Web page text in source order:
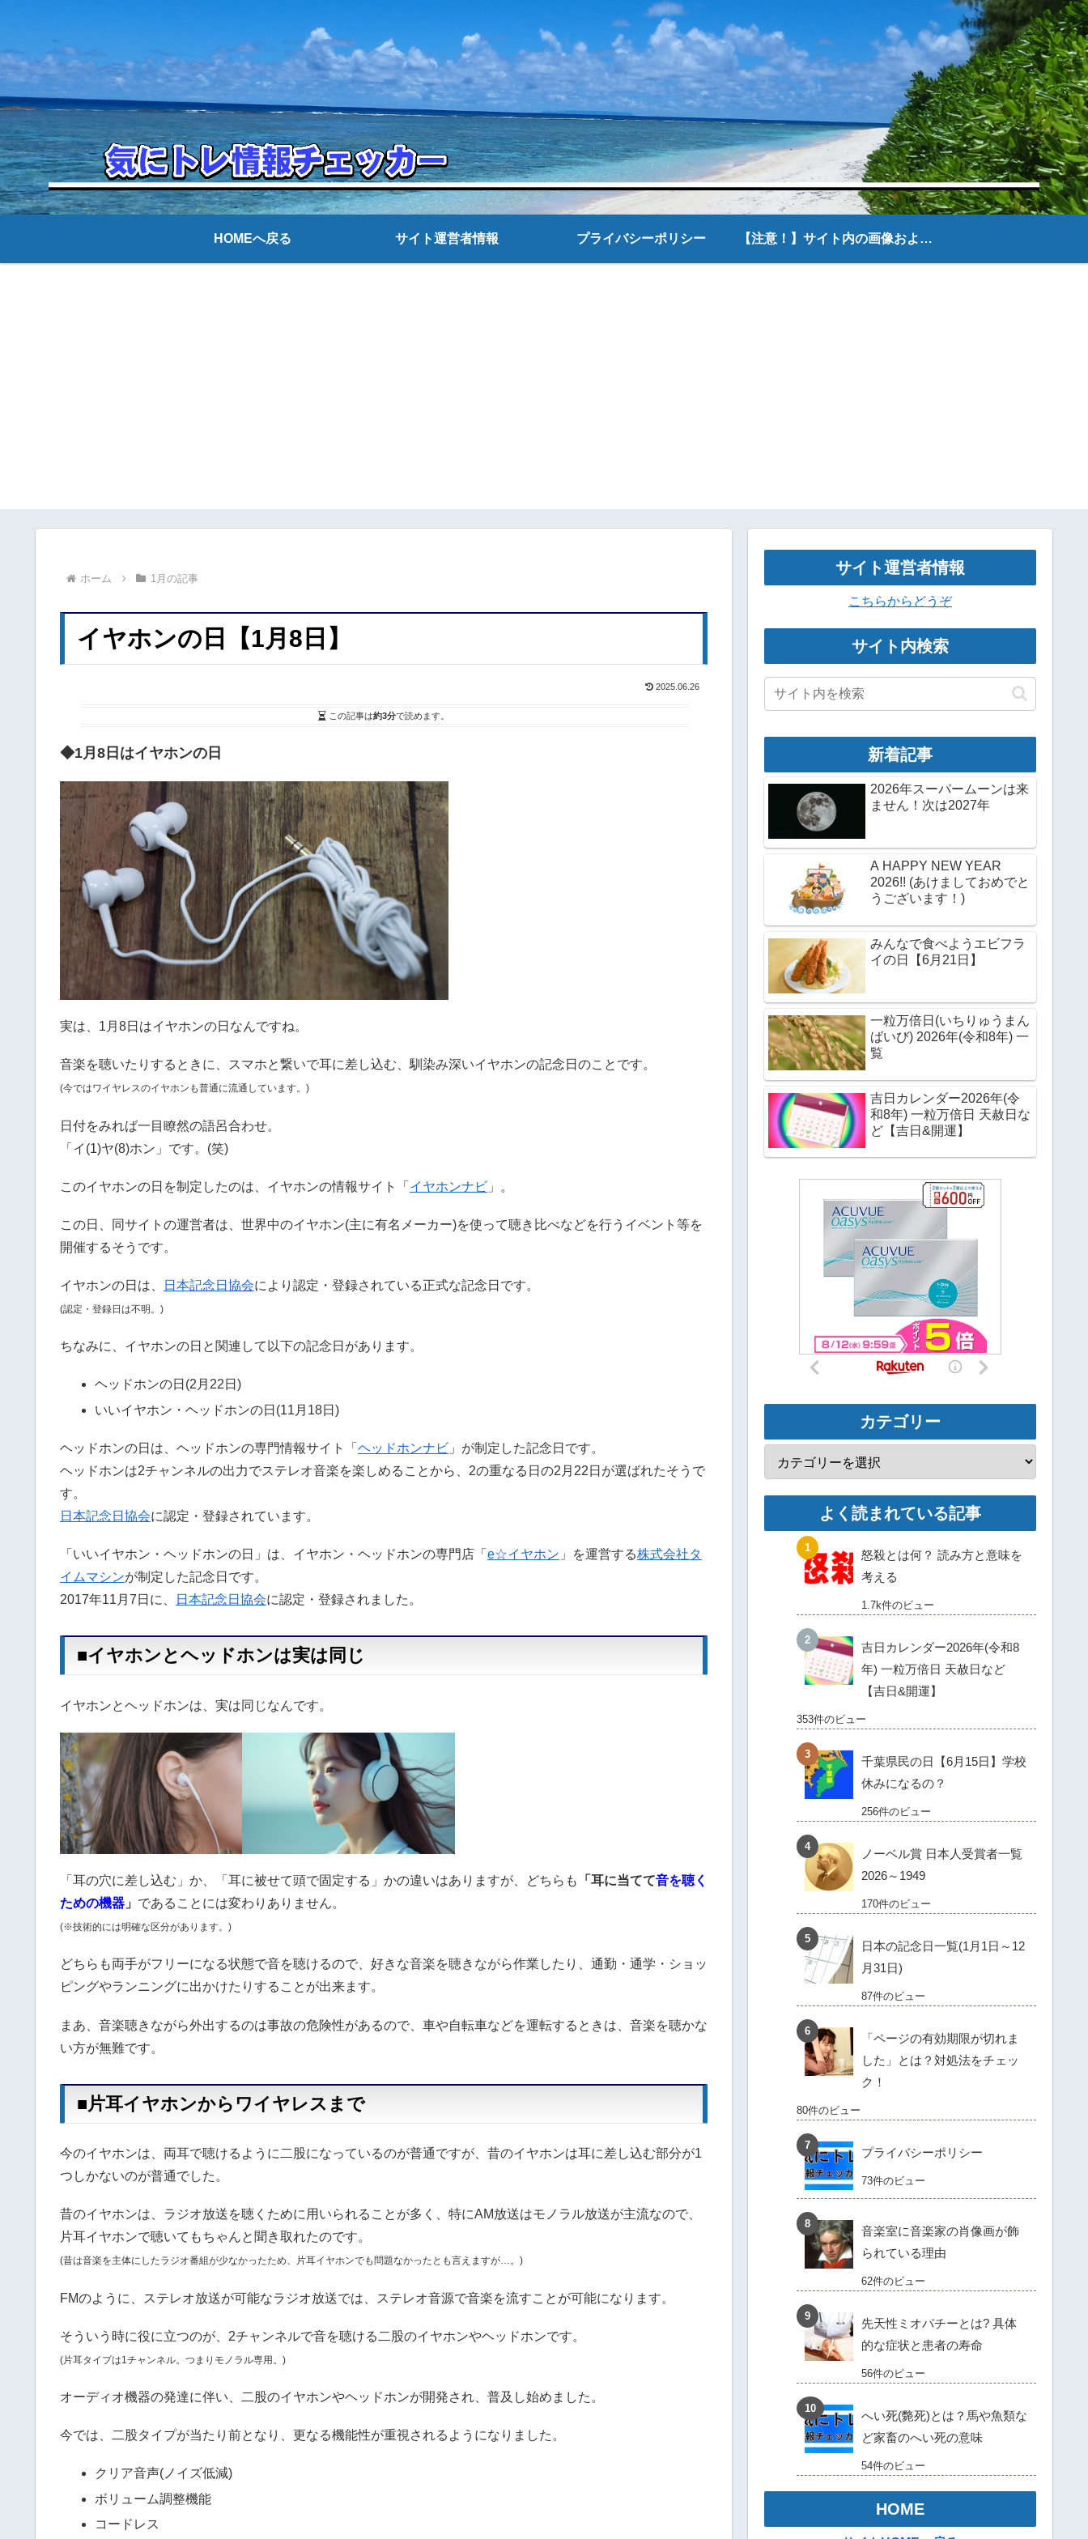
HOMEへ戻る サイト運営者情報 プライバシーポリシー 【注意！】サイト内の画像および文章について
ホーム 1月の記事
イヤホンの日【1月8日】
2025.06.26
この記事は約3分で読めます。
◆1月8日はイヤホンの日
実は、1月8日はイヤホンの日なんですね。
音楽を聴いたりするときに、スマホと繋いで耳に差し込む、馴染み深いイヤホンの記念日のことです。
(今ではワイヤレスのイヤホンも普通に流通しています。)
日付をみれば一目瞭然の語呂合わせ。
「イ(1)ヤ(8)ホン」です。(笑)
このイヤホンの日を制定したのは、イヤホンの情報サイト「 イヤホンナビ 」。
この日、同サイトの運営者は、世界中のイヤホン(主に有名メーカー)を使って聴き比べなどを行うイベント等を
開催するそうです。
イヤホンの日は、 日本記念日協会により認定・登録されている正式な記念日です。
(認定・登録日は不明。)
ちなみに、イヤホンの日と関連して以下の記念日があります。
ヘッドホンの日(2月22日)
いいイヤホン・ヘッドホンの日(11月18日)
ヘッドホンの日は、ヘッドホンの専門情報サイト「 ヘッドホンナビ 」が制定した記念日です。
ヘッドホンは2チャンネルの出力でステレオ音楽を楽しめることから、2の重なる日の2月22日が選ばれたそうで
す。
日本記念日協会に認定・登録されています。
「いいイヤホン・ヘッドホンの日」は、イヤホン・ヘッドホンの専門店「 e☆イヤホン 」を運営する株式会社タ
イムマシンが制定した記念日です。
2017年11月7日に、
日本記念日協会に認定・登録されました。
■イヤホンとヘッドホンは実は同じ
イヤホンとヘッドホンは、実は同じなんです。
「耳の穴に差し込む」か、「耳に被せて頭で固定する」かの違いはありますが、どちらも 「耳に当てて音を聴く
ための機器 」 であることには変わりありません。
(※技術的には明確な区分があります。)
どちらも両手がフリーになる状態で音を聴けるので、好きな音楽を聴きながら作業したり、通勤・通学・ショッ
ピングやランニングに出かけたりすることが出来ます。
まあ、音楽聴きながら外出するのは事故の危険性があるので、車や自転車などを運転するときは、音楽を聴かな
い方が無難です。
■片耳イヤホンからワイヤレスまで
今のイヤホンは、両耳で聴けるように二股になっているのが普通ですが、昔のイヤホンは耳に差し込む部分が1
つしかないのが普通でした。
昔のイヤホンは、ラジオ放送を聴くために用いられることが多く、特にAM放送はモノラル放送が主流なので、
片耳イヤホンで聴いてもちゃんと聞き取れたのです。
(昔は音楽を主体にしたラジオ番組が少なかったため、片耳イヤホンでも問題なかったとも言えますが…。)
FMのように、ステレオ放送が可能なラジオ放送では、ステレオ音源で音楽を流すことが可能になります。
そういう時に役に立つのが、2チャンネルで音を聴ける二股のイヤホンやヘッドホンです。
(片耳タイプは1チャンネル。つまりモノラル専用。)
オーディオ機器の発達に伴い、二股のイヤホンやヘッドホンが開発され、普及し始めました。
今では、二股タイプが当たり前となり、更なる機能性が重視されるようになりました。
クリア音声(ノイズ低減)
ボリューム調整機能
コードレス
サイト運営者情報
こちらからどうぞ
サイト内検索
新着記事
2026年スーパームーンは来
ません！次は2027年
A HAPPY NEW YEAR
2026!! (あけましておめでと
うございます！)
みんなで食べようエビフラ
イの日【6月21日】
一粒万倍日(いちりゅうまん
ばいび) 2026年(令和8年) 一
覧
吉日カレンダー2026年(令
和8年) 一粒万倍日 天赦日な
ど【吉日&開運】
カテゴリー
よく読まれている記事
怒殺とは何？ 読み方と意味を
考える
1.7k件のビュー
吉日カレンダー2026年(令和8
年) 一粒万倍日 天赦日など
【吉日&開運】
353件のビュー
千葉県民の日【6月15日】学校
休みになるの？
256件のビュー
ノーベル賞 日本人受賞者一覧
2026～1949
170件のビュー
日本の記念日一覧(1月1日～12
月31日)
87件のビュー
「ページの有効期限が切れま
した」とは？対処法をチェッ
ク！
80件のビュー
プライバシーポリシー
73件のビュー
音楽室に音楽家の肖像画が飾
られている理由
62件のビュー
先天性ミオパチーとは? 具体
的な症状と患者の寿命
56件のビュー
へい死(斃死)とは？馬や魚類な
ど家畜のへい死の意味
54件のビュー
HOME